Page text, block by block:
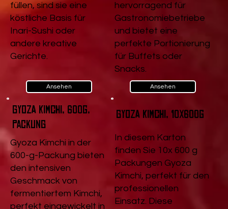
füllen, sind sie eine
köstliche Basis für
Inari-Sushi oder
andere kreative
Gerichte.
Ansehen
hervorragend für
Gastronomiebetriebe
und bietet eine
perfekte Portionierung
für Buffets oder
Snacks.
Ansehen
Gyoza Kimchi, 600g,
Packung
Gyoza Kimchi in der
600-g-Packung bieten
den intensiven
Geschmack von
fermentiertem Kimchi,
perfekt eingewickelt in
Gyoza Kimchi, 10x600g
In diesem Karton
finden Sie 10x 600 g
Packungen Gyoza
Kimchi, perfekt für den
professionellen
Einsatz. Diese